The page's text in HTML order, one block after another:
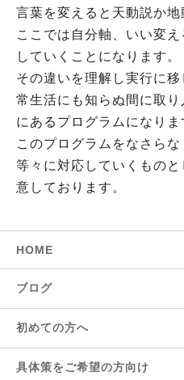
言葉を変えると天動説か地
ここでは自分軸、いい変
していくことになります。
その違いを理解し実行に
常生活にも知らぬ間に取
にあるプログラムになりま
このプログラムをなさらな
等々に対応していくもの
意しております。
HOME
ブログ
初めての方へ
具体策をご希望の方向け